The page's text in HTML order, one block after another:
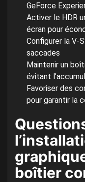
GeForce
Activer le HDR
écran pour
Configurer la V-
saccades
Maintenir un
évitant
Favoriser des
pour garantir la
boîtier